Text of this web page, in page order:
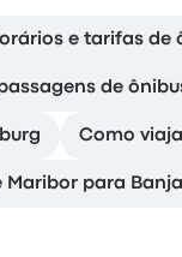
e tarifas de
de
Como
Maribor para